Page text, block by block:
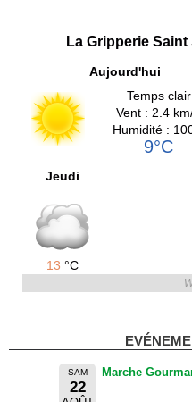
La Gripperie
Aujourd'hui
Temps clair
Vent : 2.4
Humidité :
9°C
Jeudi
13 °C
SAM
22
Marche